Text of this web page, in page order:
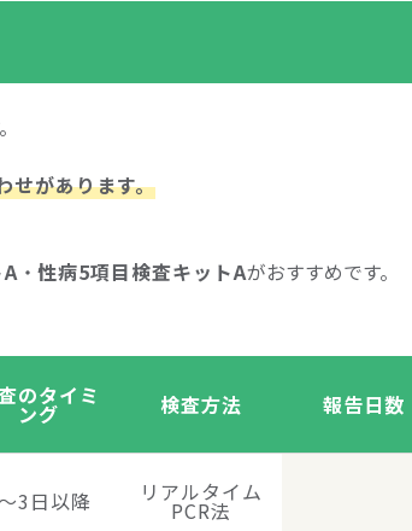
せがあります。
・ 性病5項目検査キットAがおすすめです。
のタイミ
ング 検査方法 報告日数
3日以降 リアルタイム
PCR法